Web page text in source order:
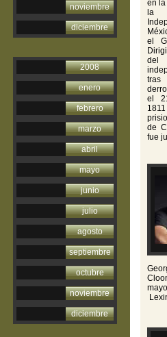
noviembre
diciembre
2008
enero
febrero
marzo
abril
mayo
junio
julio
agosto
septiembre
octubre
noviembre
diciembre
en
la
el
del
el
de
fue